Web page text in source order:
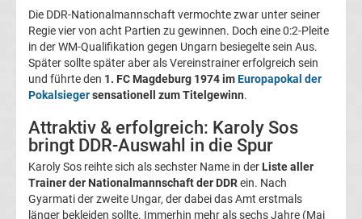
Cup
Sieger
Weltfußballer
des
Jahres
Die DDR-Nationalmannschaft vermochte zwar unter seiner
Regie vier von acht Partien zu gewinnen. Doch eine 0:2-Pleite
in der WM-Qualifikation gegen Ungarn besiegelte sein Aus.
Später sollte später aber als Vereinstrainer erfolgreich sein
und führte den 1. FC Magdeburg 1974 imEuropapokal der
Pokalsiegersensationell zum Titelgewinn.
Attraktiv & erfolgreich: Karoly Sos
bringt DDR-Auswahl in die Spur
Karoly Sos reihte sich als sechster Name in der Liste aller
Trainer der Nationalmannschaft der DDRein. Nach
Gyarmati der zweite Ungar, der dabei das Amt erstmals
länger bekleiden sollte. Immerhin mehr als sechs Jahre (Mai